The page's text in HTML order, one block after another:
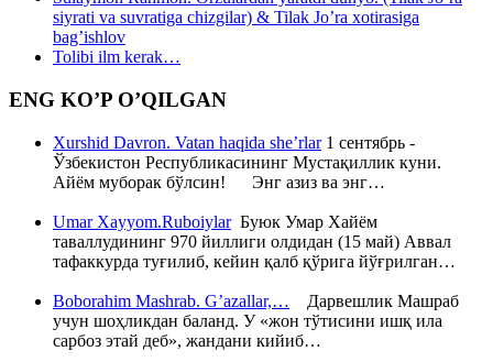
siyrati va suvratiga chizgilar) & Tilak Jo’ra xotirasiga
bag’ishlov
Tolibi ilm kerak…
ENG KO’P O’QILGAN
Xurshid Davron. Vatan haqida she’rlar1 сентябрь -
Ўзбекистон Республикасининг Мустақиллик куни.
Айём муборак бўлсин! Энг азиз ва энг…
Umar Xayyom.RuboiylarБуюк Умар Хайём
таваллудининг 970 йиллиги олдидан (15 май) Аввал
тафаккурда туғилиб, кейин қалб қўрига йўғрилган…
Boborahim Mashrab. G’azallar,… Дарвешлик Машраб
учун шоҳликдан баланд. У «жон тўтисини ишқ ила
сарбоз этай деб», жандани кийиб…